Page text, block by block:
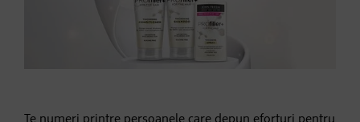
Te numeri printre persoanele care depun eforturi pentru